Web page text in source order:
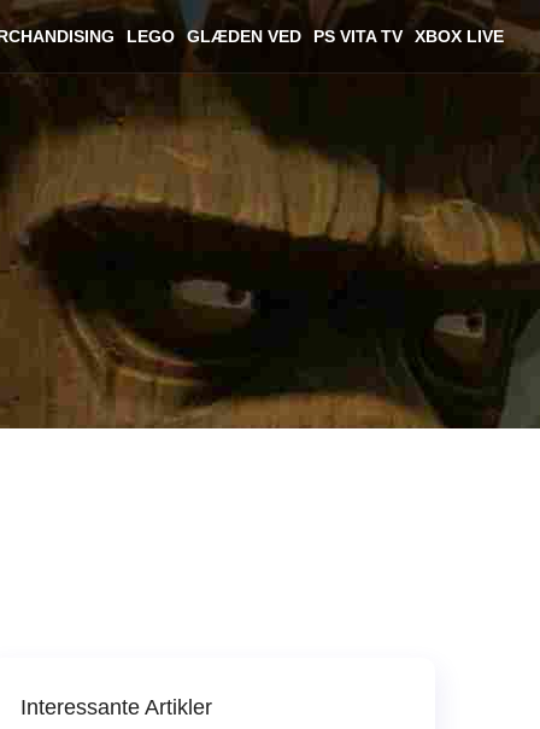
LEGO GLÆDEN VED PS VITA TV XBOX LIVE
Interessante Artikler